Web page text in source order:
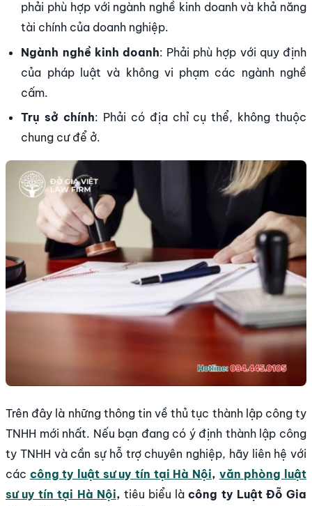
phải phù hợp với ngành nghề kinh doanh và khả năng
tài chính của doanh nghiệp.
Ngành nghề kinh doanh: Phải phù hợp với quy định
của pháp luật và không vi phạm các ngành nghề
cấm.
Trụ sở chính: Phải có địa chỉ cụ thể, không thuộc
chung cư để ở.
Trên đây là những thông tin về thủ tục thành lập công ty
TNHH mới nhất. Nếu bạn đang có ý định thành lập công
ty TNHH và cần sự hỗ trợ chuyên nghiệp, hãy liên hệ với
các công ty luật sư uy tín tại Hà Nội, văn phòng luật
sư uy tín tại Hà Nội, tiêu biểu làcông ty Luật Đỗ Gia